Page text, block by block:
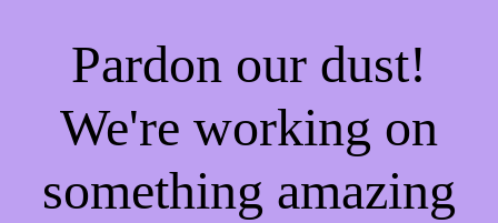
Pardon our dust!
We're working on
something amazing